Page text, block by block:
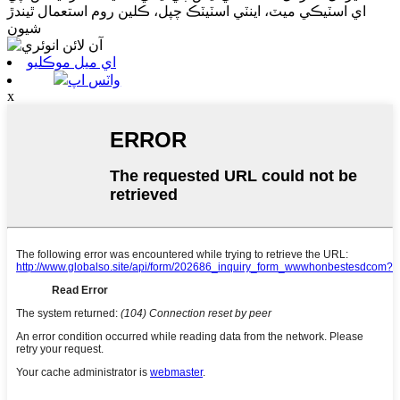
اي اسٽيڪي ميٽ، اينٽي اسٽيٽڪ چپل، ڪلين روم استعمال ٿيندڙ
شيون
اي ميل موڪليو
واٽس اپ
x